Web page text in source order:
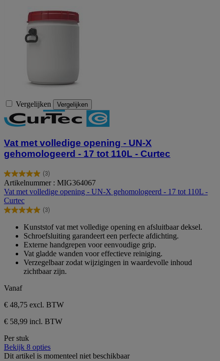
Vergelijken Vergelijken
Vat met volledige opening - UN-X
gehomologeerd - 17 tot 110L - Curtec
(3)
5.0
van
de
5
sterren.
beoordelingen
Artikelnummer : MIG364067
Vat met volledige opening - UN-X gehomologeerd - 17 tot 110L -
Curtec
(3)
5.0
sterren.
beoordelingen
Kunststof vat met volledige opening en afsluitbaar deksel.
Schroefsluiting garandeert een perfecte afdichting.
Externe handgrepen voor eenvoudige grip.
Vat gladde wanden voor effectieve reiniging.
Verzegelbaar zodat wijzigingen in waardevolle inhoud
zichtbaar zijn.
Vanaf
€ 48,75 excl. BTW
€ 58,99 incl. BTW
Per stuk
Bekijk 8 opties
Dit artikel is momenteel niet beschikbaar